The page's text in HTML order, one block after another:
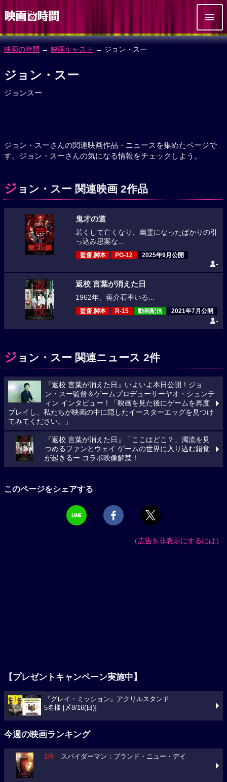
映画の時間 → 映画キャスト → ジョン・スー
ジョン・スー
ジョンスー
ジョン・スーさんの関連映画作品・ニュースを集めたページで
す。ジョン・スーさんの気になる情報をチェックしよう。
ジ ョン・スー 関連映画 2作品
鬼才の道
若くして亡くなり、幽霊になったばかりの引
っ込み思案な...
監督,脚本 PG-12 2025年9月公開
-
返校 言葉が消えた日
1962年、蒋介石率いる...
監督,脚本 R-15 動画配信 2021年7月公開
-
ジ ョン・スー 関連ニュース 2件
『返校 言葉が消えた日』いよいよ本日公開！ジョ
ン・スー監督＆ゲームプロデューサーヤオ・シュンテ
ィン インタビュー！「映画を見た後にゲームを再度
プレイし、私たちが映画の中に隠したイースターエッグを見つけ
てみてください。」
『返校 言葉が消えた日』「ここはどこ？」濁流を見
つめるファンとウェイ ゲームの世界に入り込む錯覚
が起きるー コラボ映像解禁！
このページをシェアする
（広告を非表示にするには）
【プレゼントキャンペーン実施中】
『グレイ・ミッション』アクリルスタンド
5名様 [〆8/16(日)]
今週の映画ランキング
1位 スパイダーマン：ブランド・ニュー・デイ